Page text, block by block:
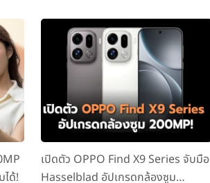
ด้!
เปิดตัว OPPO Find X9 Series จับมือ
Hasselblad อัปเกรดกล้องซูม